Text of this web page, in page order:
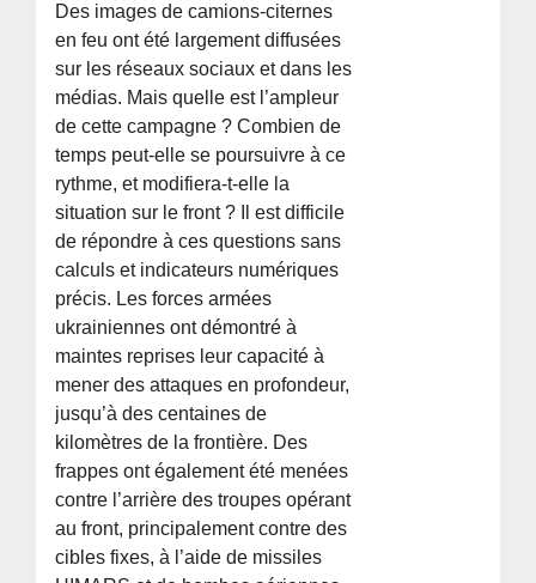
Des images de camions-citernes
en feu ont été largement diffusées
sur les réseaux sociaux et dans les
médias. Mais quelle est l’ampleur
de cette campagne ? Combien de
temps peut-elle se poursuivre à ce
rythme, et modifiera-t-elle la
situation sur le front ? Il est difficile
de répondre à ces questions sans
calculs et indicateurs numériques
précis. Les forces armées
ukrainiennes ont démontré à
maintes reprises leur capacité à
mener des attaques en profondeur,
jusqu’à des centaines de
kilomètres de la frontière. Des
frappes ont également été menées
contre l’arrière des troupes opérant
au front, principalement contre des
cibles fixes, à l’aide de missiles